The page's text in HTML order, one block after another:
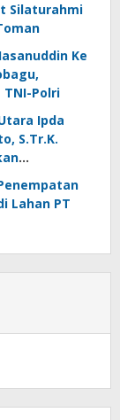
Silaturahmi
Ke
Polri
Ipda
S.Tr.K.
02 Passi
Lahan PT